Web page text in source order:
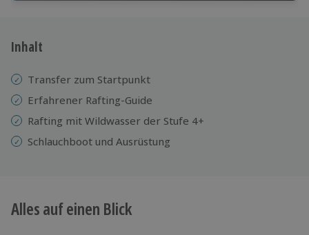
Jeder Gutschein für alle Erlebnisse einlösbar.
Inhalt
Transfer zum Startpunkt
Erfahrener Rafting-Guide
Rafting mit Wildwasser der Stufe 4+
Schlauchboot und Ausrüstung
Alles auf einen Blick